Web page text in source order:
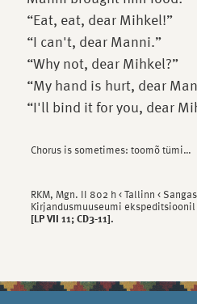
“Eat, eat, dear Mihkel!”
“I can't, dear Manni.”
“Why not, dear Mihkel?”
“My hand is hurt, dear
“I'll bind it for you, dear
Chorus is sometimes: toomõ tümi…
RKM, Mgn. II 802 h < Tallinn <
Kirjandusmuuseumi ekspeditsioonil
[LP VII 11; CD3-11].